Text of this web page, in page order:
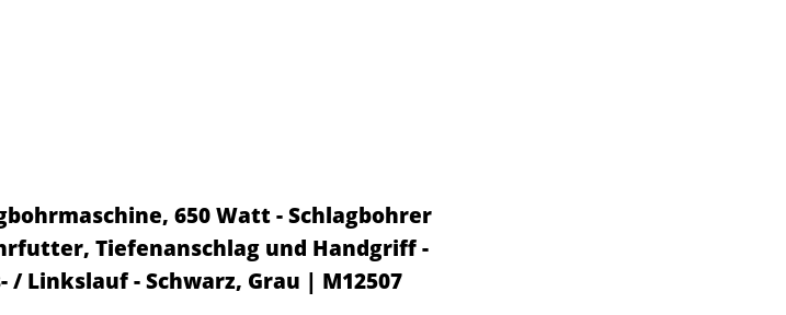
650 Watt - Schlagbohrer
Tiefenanschlag und Handgriff -
Linkslauf - Schwarz, Grau | M12507